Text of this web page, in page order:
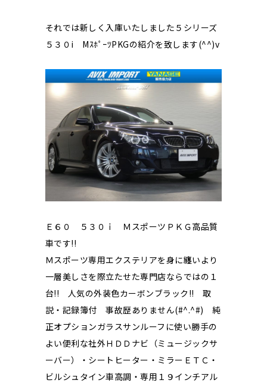
それでは新しく入庫いたしました５シリーズ
５３０i MｽﾎﾟｰﾂPKGの紹介を致します(^^)v
Ｅ６０ ５３０ｉ ＭスポーツＰＫＧ高品質
車です!!
Ｍスポーツ専用エクステリアを身に纏いより
一層美しさを際立たせた専門店ならではの１
台!! 人気の外装色カーボンブラック!! 取
説・記録簿付 事故歴ありません(#^.^#) 純
正オプションガラスサンルーフに使い勝手の
よい便利な社外ＨＤＤナビ（ミュージックサ
ーバー）・シートヒーター・ミラーＥＴＣ・
ビルシュタイン車高調・専用１９インチアル